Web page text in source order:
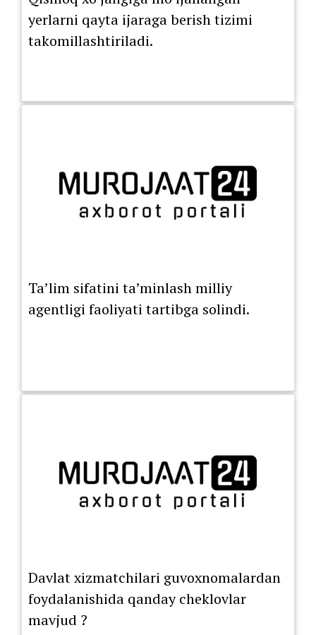
yerlarni qayta ijaraga berish tizimi
takomillashtiriladi.
Ta’lim sifatini ta’minlash milliy
agentligi faoliyati tartibga solindi.
Davlat xizmatchilari guvoxnomalardan
foydalanishida qanday cheklovlar
mavjud ?